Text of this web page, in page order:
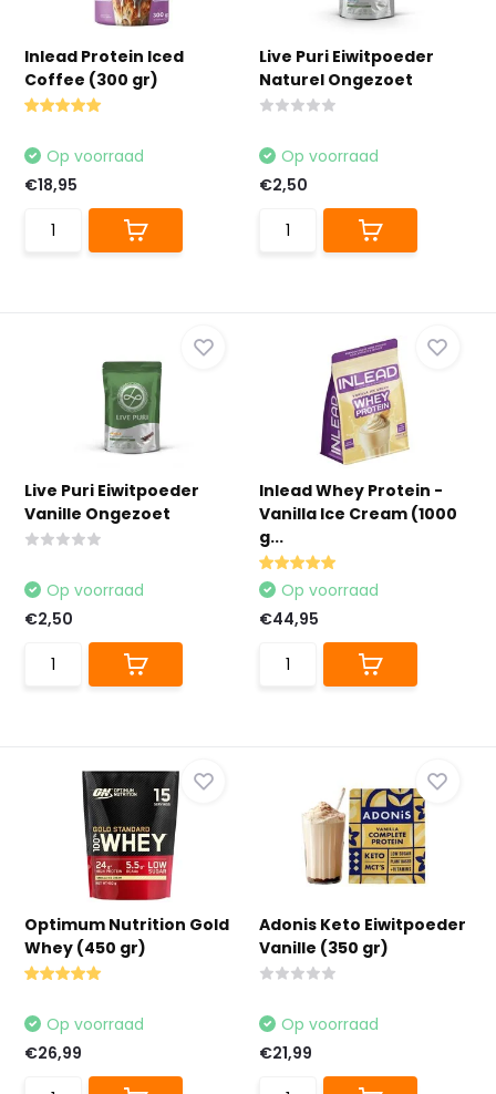
Inlead Protein Iced
Coffee (300 gr)
Op voorraad
€18,95
Live Puri Eiwitpoeder
Naturel Ongezoet
Op voorraad
€2,50
Live Puri Eiwitpoeder
Vanille Ongezoet
Op voorraad
€2,50
Inlead Whey Protein -
Vanilla Ice Cream (1000
g...
Op voorraad
€44,95
Optimum Nutrition Gold
Whey (450 gr)
Op voorraad
€26,99
Adonis Keto Eiwitpoeder
Vanille (350 gr)
Op voorraad
€21,99